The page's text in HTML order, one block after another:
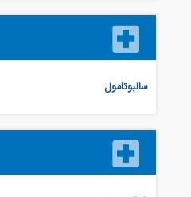
سالبوتامول